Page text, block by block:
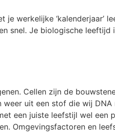
je werkelijke ‘kalenderjaar’
snel. Je biologische
Cellen zijn de
weer uit een stof die wij
een juiste leefstijl wel
Omgevingsfactoren en